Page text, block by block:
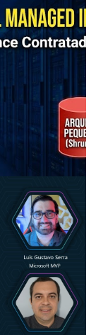
e
Cuidado!
a sua